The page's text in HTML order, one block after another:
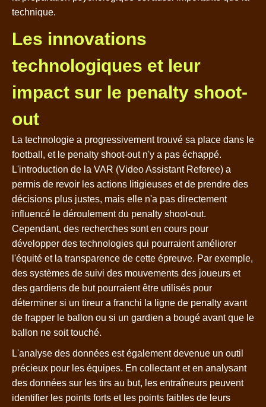
technique.
Les innovations
technologiques et leur
impact sur le penalty shoot-
out
La technologie a progressivement trouvé sa place dans le
football, et le penalty shoot-out n'y a pas échappé.
L'introduction de la VAR (Video Assistant Referee) a
permis de revoir les actions litigieuses et de prendre des
décisions plus justes, mais elle n'a pas directement
influencé le déroulement du penalty shoot-out.
Cependant, des recherches sont en cours pour
développer des technologies qui pourraient améliorer
l'équité et la transparence de cette épreuve. Par exemple,
des systèmes de suivi des mouvements des joueurs et
des gardiens de but pourraient être utilisés pour
déterminer si un tireur a franchi la ligne de penalty avant
de frapper le ballon ou si un gardien a bougé avant que le
ballon ne soit touché.
L'analyse des données est également devenue un outil
précieux pour les équipes. En collectant et en analysant
des données sur les tirs au but, les entraîneurs peuvent
identifier les points forts et les points faibles de leurs